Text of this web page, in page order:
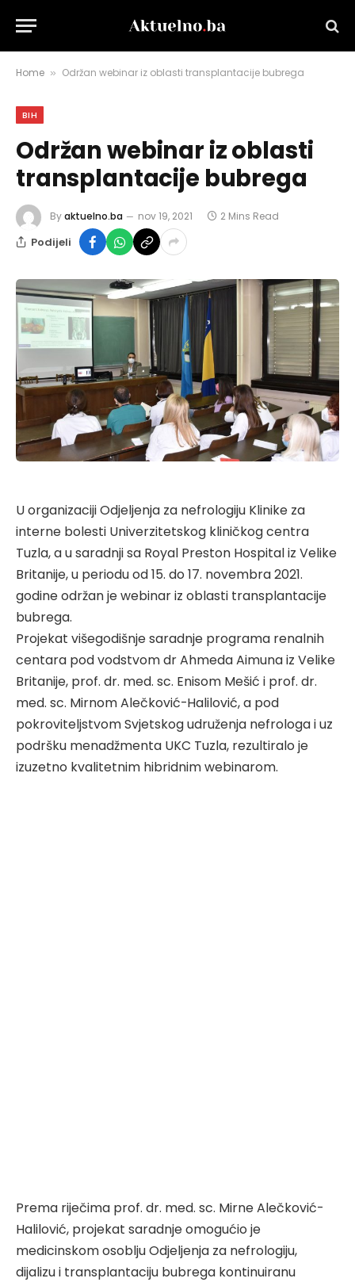
Home » Održan webinar iz oblasti transplantacije bubrega
BIH
Održan webinar iz oblasti
transplantacije bubrega
Byaktuelno.ba nov 19, 2021 2 Mins Read
Podijeli
U organizaciji Odjeljenja za nefrologiju Klinike za
interne bolesti Univerzitetskog kliničkog centra
Tuzla, a u saradnji sa Royal Preston Hospital iz Velike
Britanije, u periodu od 15. do 17. novembra 2021.
godine održan je webinar iz oblasti transplantacije
bubrega.
Projekat višegodišnje saradnje programa renalnih
centara pod vodstvom dr Ahmeda Aimuna iz Velike
Britanije, prof. dr. med. sc. Enisom Mešić i prof. dr.
med. sc. Mirnom Alečković-Halilović, a pod
pokroviteljstvom Svjetskog udruženja nefrologa i uz
podršku menadžmenta UKC Tuzla, rezultiralo je
izuzetno kvalitetnim hibridnim webinarom.
Prema riječima prof. dr. med. sc. Mirne Alečković-
Halilović, projekat saradnje omogućio je
medicinskom osoblju Odjeljenja za nefrologiju,
dijalizu i transplantaciju bubrega kontinuiranu